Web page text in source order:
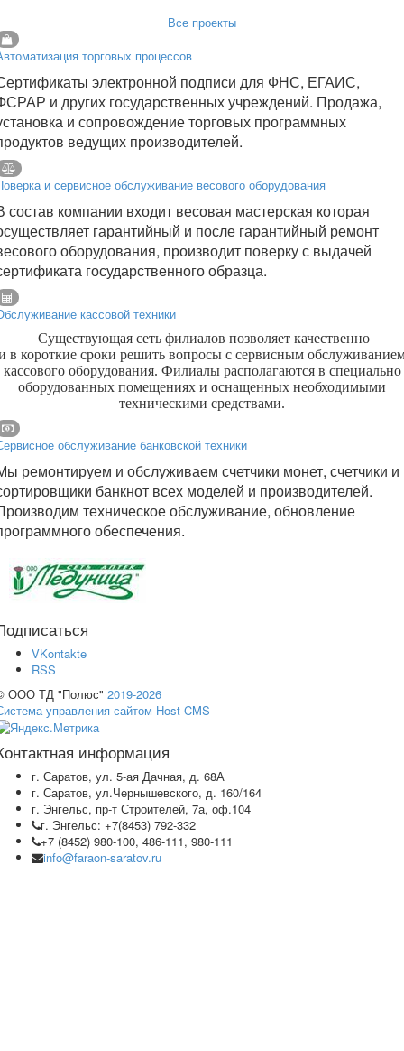
Все проекты
торговых процессов
электронной подписи для ФНС, ЕГАИС,
и других государственных учреждений. Продажа,
и сопровождение торговых программных
ведущих производителей.
и сервисное обслуживание весового оборудования
состав компании входит весовая мастерская которая
гарантийный и после гарантийный ремонт
оборудования, производит поверку с выдачей
государственного образца.
кассовой техники
Существующая сеть филиалов позволяет качественно
в короткие сроки решить вопросы с сервисным
кассового оборудования. Филиалы располагаются в специально
оборудованных помещениях и оснащенных необходимыми
техническими средствами.
обслуживание банковской техники
ремонтируем и обслуживаем счетчики монет, счетчики и
банкнот всех моделей и производителей.
техническое обслуживание, обновление
обеспечения.
VKontakte
RSS
ООО ТД "Полюс" 2019-2026
управления сайтом Host CMS
информация
г. Саратов, ул. 5-ая Дачная, д. 68А
г. Саратов, ул.Чернышевского, д. 160/164
г. Энгельс, пр-т Строителей, 7а, оф.104
г. Энгельс: +7(8453) 792-332
+7 (8452) 980-100, 486-111, 980-111
info@faraon-saratov.ru